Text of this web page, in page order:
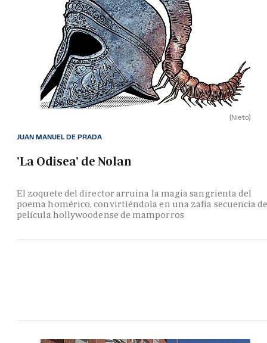
(Nieto)
'La Odisea' de Nolan
El zoquete del director arruina la magia sangrienta del
poema homérico, convirtiéndola en una zafia secuencia
película hollywoodense de mamporros
JUAN MANUEL DE PRADA